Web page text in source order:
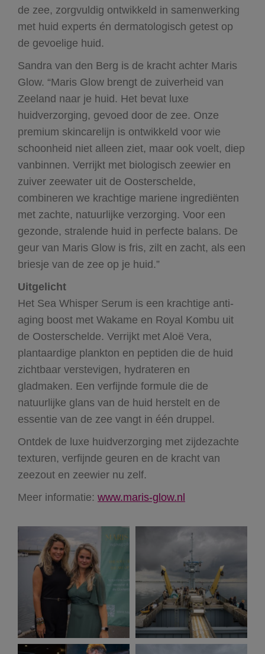
de zee, zorgvuldig ontwikkeld in samenwerking
met huid experts én dermatologisch getest op
de gevoelige huid.
Sandra van den Berg is de kracht achter Maris
Glow. “Maris Glow brengt de zuiverheid van
Zeeland naar je huid. Het bevat luxe
huidverzorging, gevoed door de zee. Onze
premium skincarelijn is ontwikkeld voor wie
schoonheid niet alleen ziet, maar ook voelt, diep
vanbinnen. Verrijkt met biologisch zeewier en
zuiver zeewater uit de Oosterschelde,
combineren we krachtige mariene ingrediënten
met zachte, natuurlijke verzorging. Voor een
gezonde, stralende huid in perfecte balans. De
geur van Maris Glow is fris, zilt en zacht, als een
briesje van de zee op je huid.”
Uitgelicht
Het Sea Whisper Serum is een krachtige anti-
aging boost met Wakame en Royal Kombu uit
de Oosterschelde. Verrijkt met Aloë Vera,
plantaardige plankton en peptiden die de huid
zichtbaar verstevigen, hydrateren en
gladmaken. Een verfijnde formule die de
natuurlijke glans van de huid herstelt en de
essentie van de zee vangt in één druppel.
Ontdek de luxe huidverzorging met zijdezachte
texturen, verfijnde geuren en de kracht van
zeezout en zeewier nu zelf.
Meer informatie: www.maris-glow.nl